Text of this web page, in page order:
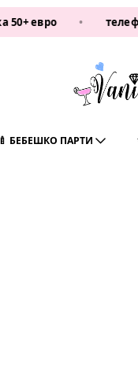
• телефон:0877
🍼 БЕБЕШКО ПАРТИ